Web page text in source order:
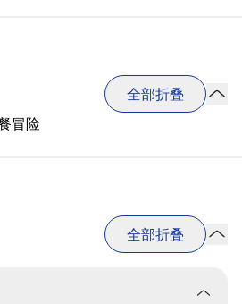
全部折叠
冒险
全部折叠